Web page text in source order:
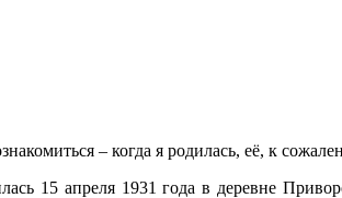
– когда я родилась, её, к
15 апреля 1931 года в деревне